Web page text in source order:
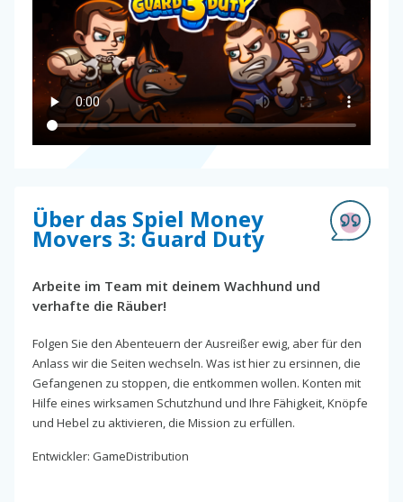
Über das Spiel Money
Movers 3: Guard Duty
Arbeite im Team mit deinem Wachhund und
verhafte die Räuber!
Folgen Sie den Abenteuern der Ausreißer ewig, aber für den
Anlass wir die Seiten wechseln. Was ist hier zu ersinnen, die
Gefangenen zu stoppen, die entkommen wollen. Konten mit
Hilfe eines wirksamen Schutzhund und Ihre Fähigkeit, Knöpfe
und Hebel zu aktivieren, die Mission zu erfüllen.
Entwickler: GameDistribution